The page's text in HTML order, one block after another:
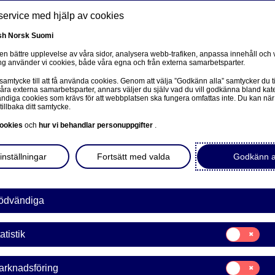
Om oss Investerare Nyheter & insikter
third quarter results
on Thursday 21
| 2021-10-07 09:00
med hjälp av cookies
Norsk Suomi
bättre upplevelse av våra sidor, analysera webb-trafiken, anpassa innehåll och
använder vi cookies, både våra egna och från externa samarbetsparter.
till att få använda cookies. Genom att välja ”Godkänn alla” samtycker du
externa samarbetsparter, annars väljer du själv vad du vill godkänna bland
cookies som krävs för att webbplatsen ska fungera omfattas inte. Du kan
ditt samtycke.
och hur vi behandlar personuppgifter .
Godkänn
Fortsätt med valda
Samtycke
för:
Statistik
Samtycke